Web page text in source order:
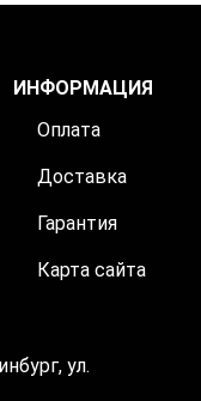
ИНФОРМАЦИЯ
Оплата
Доставка
Гарантия
Карта сайта
ул.